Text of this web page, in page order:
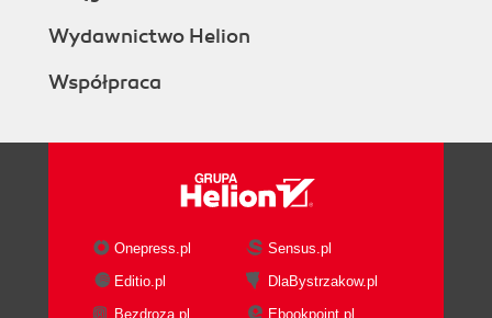
Wydawnictwo Helion
Współpraca
Onepress.pl
Sensus.pl
Editio.pl
DlaBystrzakow.pl
Bezdroza.pl
Ebookpoint.pl